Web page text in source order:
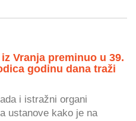
Vranja preminuo u 39.
godinu dana traži
i istražni organi
ustanove kako je na